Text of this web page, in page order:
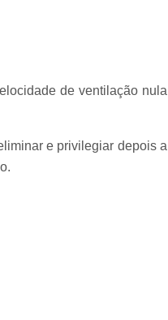
de ventilação nula
e privilegiar depois a